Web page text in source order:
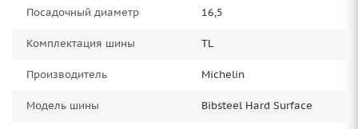
Посадочный диаметр 16,5
Комплектация шины TL
Производитель Michelin
Модель шины Bibsteel Hard Surface